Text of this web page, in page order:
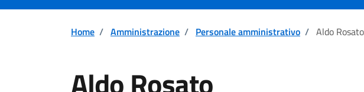
Home / Amministrazione / Personale amministrativo / Aldo Rosato